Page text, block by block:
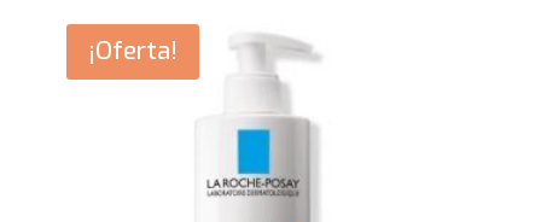
¡Oferta!